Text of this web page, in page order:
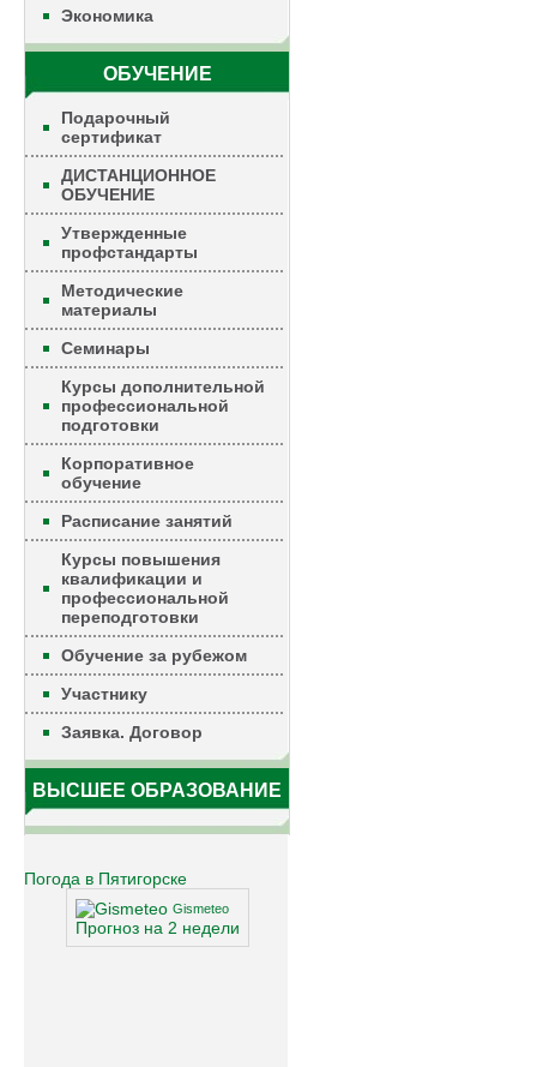
Экономика
ОБУЧЕНИЕ
Подарочный
сертификат
ДИСТАНЦИОННОЕ
ОБУЧЕНИЕ
Утвержденные
профстандарты
Методические
материалы
Семинары
Курсы дополнительной
профессиональной
подготовки
Корпоративное
обучение
Расписание занятий
Курсы повышения
квалификации и
профессиональной
переподготовки
Обучение за рубежом
Участнику
Заявка. Договор
ВЫСШЕЕ ОБРАЗОВАНИЕ
Погода в Пятигорске
Gismeteo
Прогноз на 2 недели